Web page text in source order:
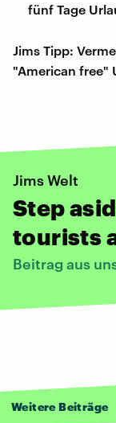
fünf Tage
Jims Tipp:
"American free"
Jims Welt
Step
tourists
Beitrag aus
Weitere Beiträge